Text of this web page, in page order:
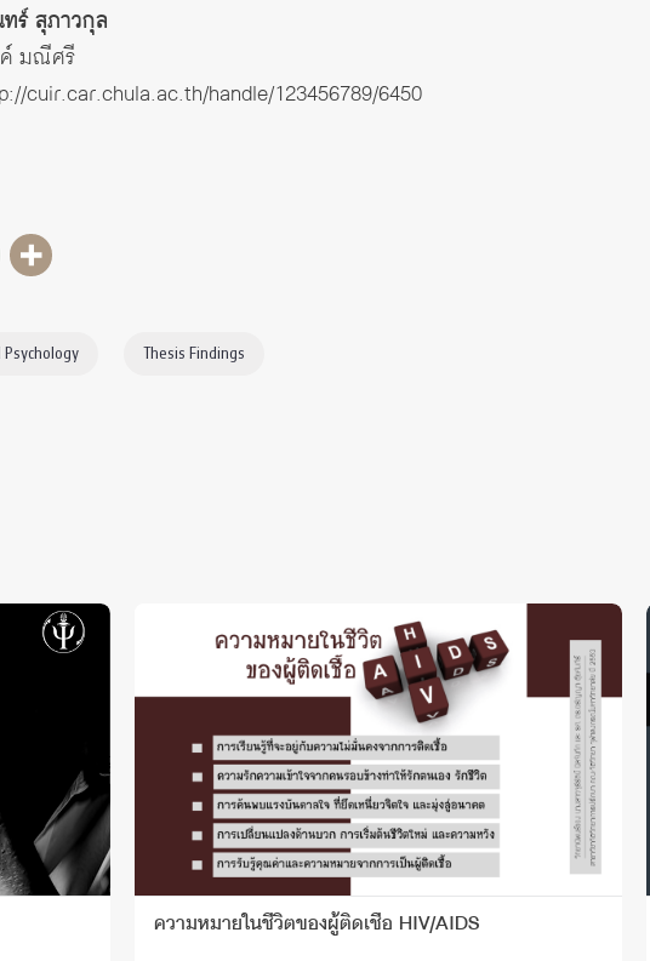
ร์ สุภาวกุล
ค์ มณีศรี
cuir.car.chula.ac.th/handle/123456789/6450
Psychology Thesis Findings
ความหมายในชีวิตของผู้ติดเชื้อ HIV/AIDS